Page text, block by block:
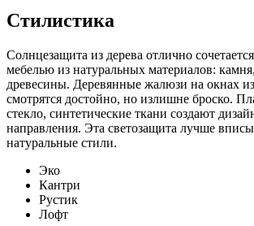
Стилистика
Солнцезащита из дерева отлично
мебелью из натуральных материалов:
древесины. Деревянные жалюзи на окнах
смотрятся достойно, но излишне броско.
стекло, синтетические ткани создают
направления. Эта светозащита лучше
натуральные стили.
Эко
Кантри
Рустик
Лофт